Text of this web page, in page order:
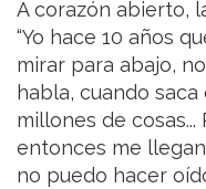
A corazón abierto,
“Yo hace 10 años
mirar para abajo,
habla, cuando
millones de
entonces me
no puedo hacer